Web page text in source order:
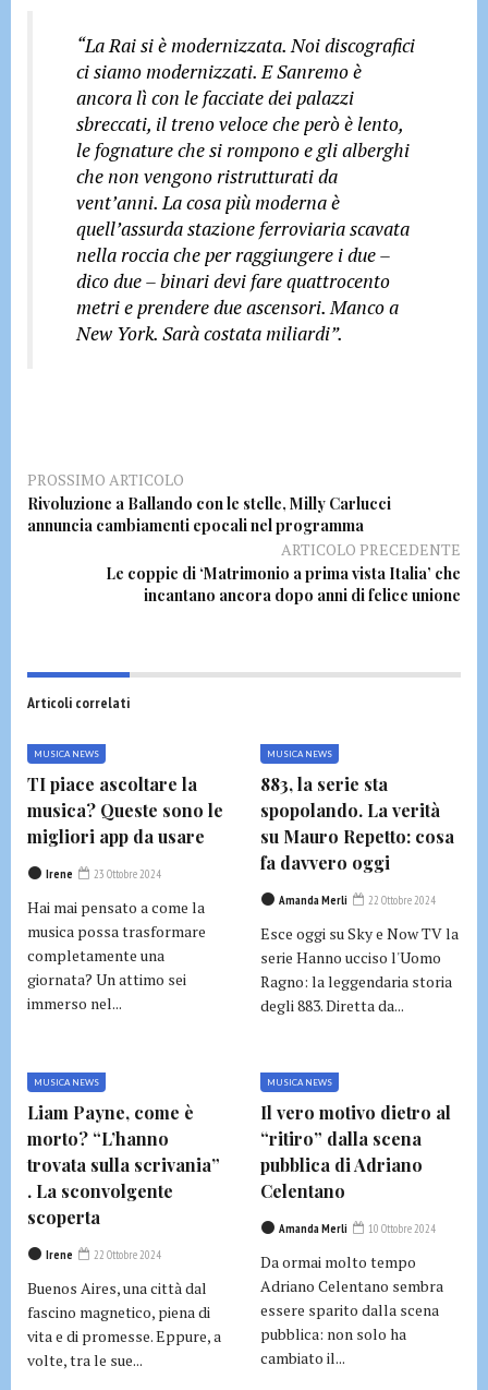
“La Rai si è modernizzata. Noi discografici
ci siamo modernizzati. E Sanremo è
ancora lì con le facciate dei palazzi
sbreccati, il treno veloce che però è lento,
le fognature che si rompono e gli alberghi
che non vengono ristrutturati da
vent’anni. La cosa più moderna è
quell’assurda stazione ferroviaria scavata
nella roccia che per raggiungere i due –
dico due – binari devi fare quattrocento
metri e prendere due ascensori. Manco a
New York. Sarà costata miliardi”.
PROSSIMO ARTICOLO
Rivoluzione a Ballando con le stelle, Milly Carlucci
annuncia cambiamenti epocali nel programma
ARTICOLO PRECEDENTE
Le coppie di ‘Matrimonio a prima vista Italia’ che
incantano ancora dopo anni di felice unione
Articoli correlati
MUSICA NEWS
TI piace ascoltare la
musica? Queste sono le
migliori app da usare
Irene 23 Ottobre 2024
Hai mai pensato a come la
musica possa trasformare
completamente una
giornata? Un attimo sei
immerso nel...
MUSICA NEWS
883, la serie sta
spopolando. La verità
su Mauro Repetto: cosa
fa davvero oggi
Amanda Merli 22 Ottobre 2024
Esce oggi su Sky e Now TV la
serie Hanno ucciso l'Uomo
Ragno: la leggendaria storia
degli 883. Diretta da...
MUSICA NEWS
Liam Payne, come è
morto? “L’hanno
trovata sulla scrivania”
. La sconvolgente
scoperta
Irene 22 Ottobre 2024
Buenos Aires, una città dal
fascino magnetico, piena di
vita e di promesse. Eppure, a
volte, tra le sue...
MUSICA NEWS
Il vero motivo dietro al
“ritiro” dalla scena
pubblica di Adriano
Celentano
Amanda Merli 10 Ottobre 2024
Da ormai molto tempo
Adriano Celentano sembra
essere sparito dalla scena
pubblica: non solo ha
cambiato il...